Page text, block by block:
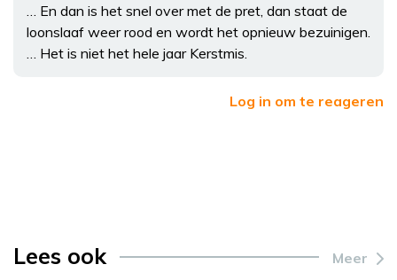
… En dan is het snel over met de pret, dan staat de
loonslaaf weer rood en wordt het opnieuw bezuinigen.
… Het is niet het hele jaar Kerstmis.
Log in om te reageren
Lees ook Meer